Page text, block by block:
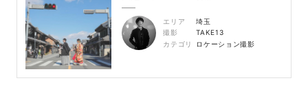
エリア
埼玉
撮影
TAKE13
カテゴリ
ロケーション撮影